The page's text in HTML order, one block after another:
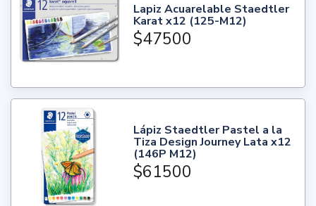
Lapiz Acuarelable Staedtler
Karat x12 (125-M12)
$47500
Lápiz Staedtler Pastel a la
Tiza Design Journey Lata x12
(146P M12)
$61500